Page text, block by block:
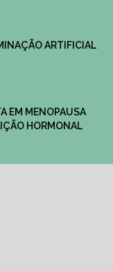
ARTIFICIAL
EM MENOPAUSA
HORMONAL